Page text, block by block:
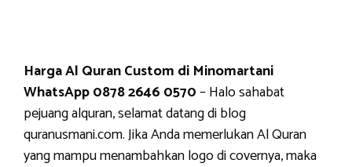
Harga Al Quran Custom di Minomartani
WhatsApp 0878 2646 0570– Halo sahabat
pejuang alquran, selamat datang di blog
quranusmani.com. Jika Anda memerlukan Al Quran
yang mampu menambahkan logo di covernya, maka